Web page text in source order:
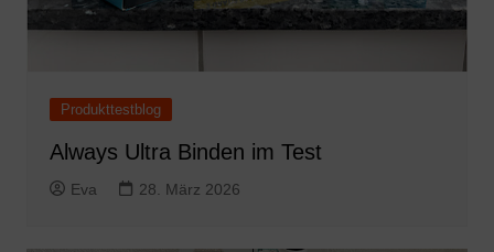
Produkttestblog
Always Ultra Binden im Test
Eva 28. März 2026